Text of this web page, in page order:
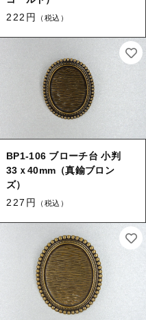
222円
（税込）
BP1-106 ブローチ台 小判
33ｘ40mm（真鍮ブロン
ズ）
227円
（税込）